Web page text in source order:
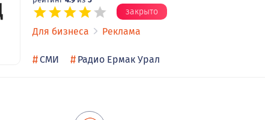
закрыто
Для бизнеса Реклама
# СМИ # Радио Ермак Урал